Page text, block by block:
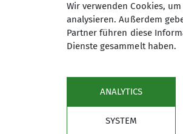
Einzelbäumen und auf
Weges die
von selbst.
der Stadt und wurden
Kulturgeschichte der
einemWaldwiesenweg
wissenswertes über die
Wir verwenden Cookies,
analysieren. Außerdem
Partner führen diese
Dienste gesammelt haben.
ANALYTICS
SYSTEM